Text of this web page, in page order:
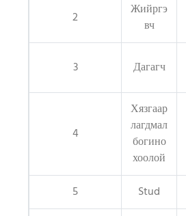
2
Жийргэ
вч
3 Дагагч
4
Хязгаар
лагдмал
богино
хоолой
5 Stud